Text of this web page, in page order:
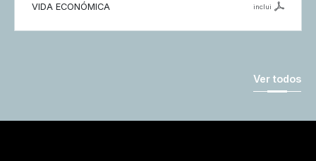
VIDA ECONÓMICA
inclui
Ver todos